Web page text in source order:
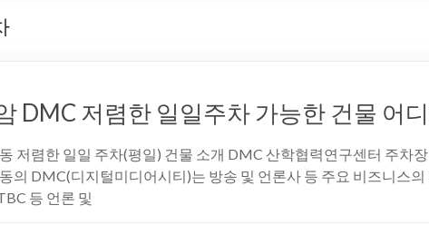
DMC 저렴한 일일주차 가능한 건물 어
저렴한 일일 주차(평일) 건물 소개 DMC 산학협력연구센터 주차
의 DMC(디지털미디어시티)는 방송 및 언론사 등 주요 비즈니스
등 언론 및